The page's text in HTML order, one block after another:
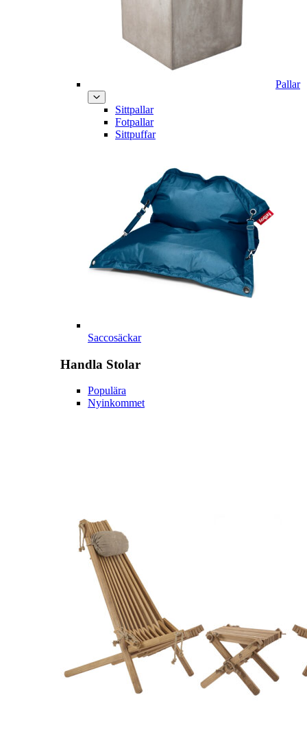
Pallar
Sittpallar
Fotpallar
Sittpuffar
Saccosäckar
Handla Stolar
Populära
Nyinkommet